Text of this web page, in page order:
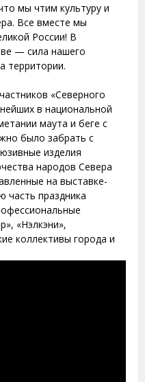
мы чтим культуру и
Все вместе мы
России! В
— сила нашего
территории.
«Северного
в национальной
маута и беге с
было забрать с
изделия
народов Севера
на выставке-
часть праздника
«Нэлкэни»,
коллективы города и